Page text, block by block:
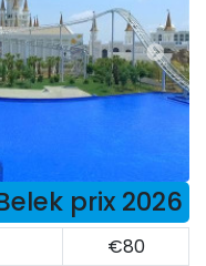
prix 2026
€80